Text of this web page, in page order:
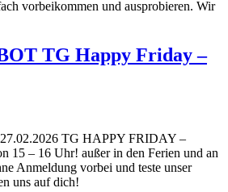
vorbeikommen und ausprobieren. Wir
TG Happy Friday –
TG HAPPY FRIDAY –
15 – 16 Uhr! außer in den Ferien und an
Anmeldung vorbei und teste unser
uns auf dich!